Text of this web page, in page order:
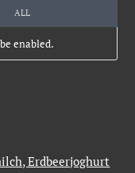
ALL
enabled.
Erdbeerjoghurt